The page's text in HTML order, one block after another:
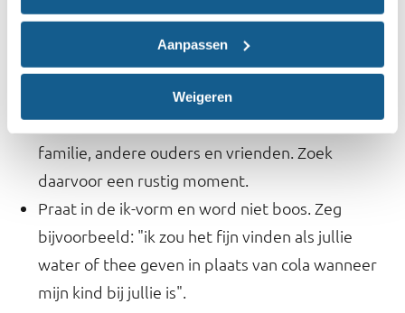
Aanpassen
Weigeren
regels en als zij je weleens limonade geven, vind
Het is niet nodig om van alles een punt te
maken. Bepaal wat voor jou echt belangrijk is in
de opvoeding en ga daarover in gesprek met
familie, andere ouders en vrienden. Zoek
daarvoor een rustig moment.
Praat in de ik-vorm en word niet boos. Zeg
bijvoorbeeld: "ik zou het fijn vinden als jullie
water of thee geven in plaats van cola wanneer
mijn kind bij jullie is".